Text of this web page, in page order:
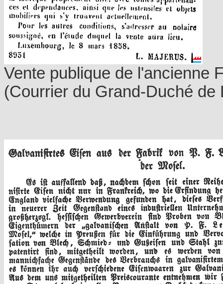
Vente publique de l'ancienne
(Courrier du Grand-Duché de